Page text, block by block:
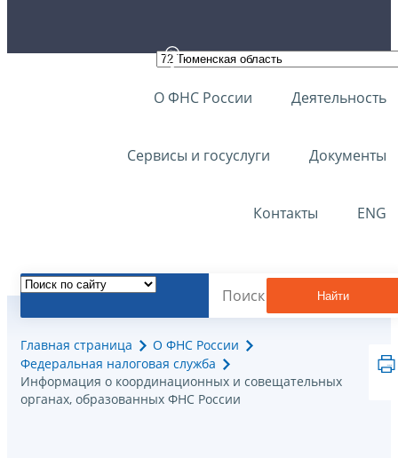
О ФНС России Деятельность
Сервисы и госуслуги Документы
Контакты ENG
Найти
Главная страница
О ФНС России
Федеральная налоговая служба
Информация о координационных и совещательных
органах, образованных ФНС России